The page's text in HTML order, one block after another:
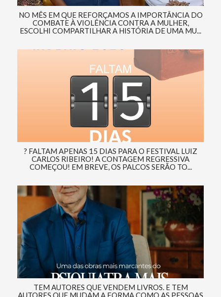
NO MÊS EM QUE REFORÇAMOS A IMPORTÂNCIA DO
COMBATE À VIOLÊNCIA CONTRA A MULHER,
ESCOLHI COMPARTILHAR A HISTÓRIA DE UMA MU...
? FALTAM APENAS 15 DIAS PARA O FESTIVAL LUIZ
CARLOS RIBEIRO! A CONTAGEM REGRESSIVA
COMEÇOU! EM BREVE, OS PALCOS SERÃO TO...
TEM AUTORES QUE VENDEM LIVROS. E TEM
AUTORES QUE MUDAM A FORMA COMO AS PESSOAS